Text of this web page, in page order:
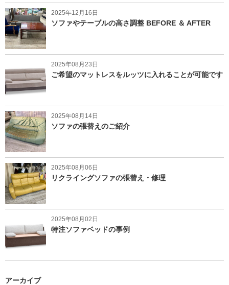
2025年12月16日
ソファやテーブルの高さ調整 BEFORE ＆ AFTER
2025年08月23日
ご希望のマットレスをルッツに入れることが可能です
2025年08月14日
ソファの張替えのご紹介
2025年08月06日
リクライングソファの張替え・修理
2025年08月02日
特注ソファベッドの事例
アーカイブ